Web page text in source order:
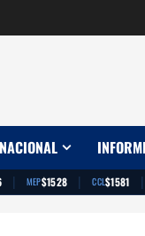
NACIONAL
| MEP$1528 | CCL$1581 |